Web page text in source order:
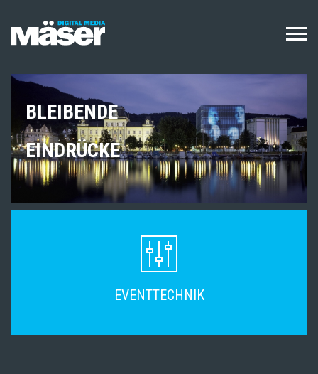
zum
BLEIBENDE
EINDRÜCKE
EVENTTECHNIK